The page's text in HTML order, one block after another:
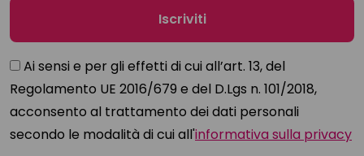
Ai sensi e per gli effetti di cui all’art. 13, del
Regolamento UE 2016/679 e del D.Lgs n. 101/2018,
acconsento al trattamento dei dati personali
secondo le modalità di cui all'informativa sulla privacy